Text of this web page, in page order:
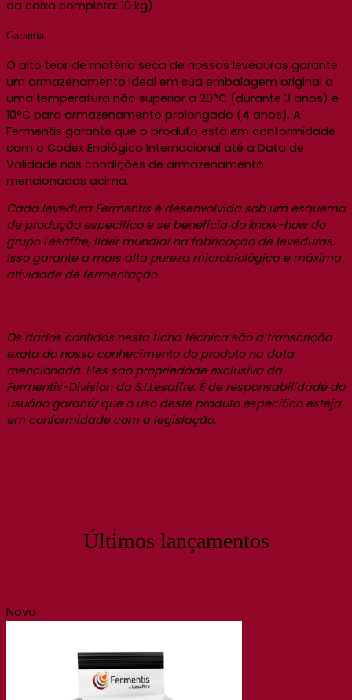
da caixa completa: 10 kg)
Garantia
O alto teor de matéria seca de nossas leveduras garante
um armazenamento ideal em sua embalagem original a
uma temperatura não superior a 20°C (durante 3 anos) e
10°C para armazenamento prolongado (4 anos). A
Fermentis garante que o produto está em conformidade
com o Codex Enológico Internacional até a Data de
Validade nas condições de armazenamento
mencionadas acima.
Cada levedura Fermentis é desenvolvida sob um esquema
de produção específico e se beneficia do know-how do
grupo Lesaffre, líder mundial na fabricação de leveduras.
Isso garante a mais alta pureza microbiológica e máxima
atividade de fermentação.
Os dados contidos nesta ficha técnica são a transcrição
exata do nosso conhecimento do produto na data
mencionada. Eles são propriedade exclusiva da
Fermentis-Division da S.I.Lesaffre. É de responsabilidade do
usuário garantir que o uso deste produto específico esteja
em conformidade com a legislação.
Últimos lançamentos
Novo